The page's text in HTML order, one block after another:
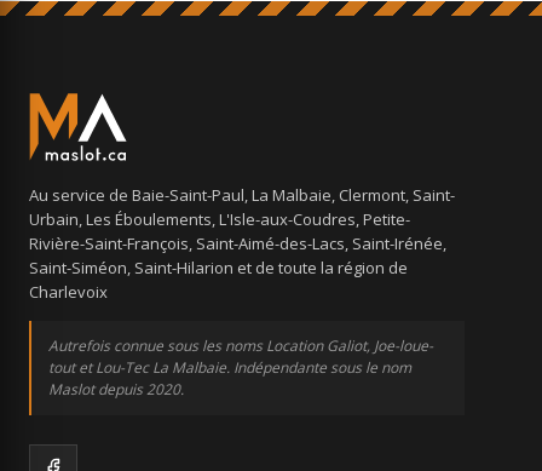
Au service de Baie-Saint-Paul, La Malbaie, Clermont, Saint-
Urbain, Les Éboulements, L'Isle-aux-Coudres, Petite-
Rivière-Saint-François, Saint-Aimé-des-Lacs, Saint-Irénée,
Saint-Siméon, Saint-Hilarion et de toute la région de
Charlevoix
Autrefois connue sous les noms Location Galiot, Joe-loue-
tout et Lou-Tec La Malbaie. Indépendante sous le nom
Maslot depuis 2020.